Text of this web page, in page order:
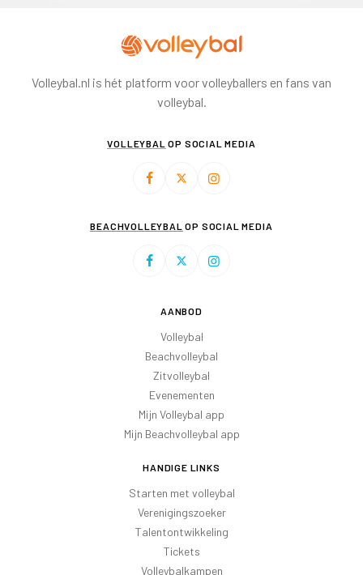
Volleybal.nl is hét platform voor volleyballers en fans van
volleybal.
VOLLEYBAL OP SOCIAL MEDIA
BEACHVOLLEYBAL OP SOCIAL MEDIA
AANBOD
Volleybal
Beachvolleybal
Zitvolleybal
Evenementen
Mijn Volleybal app
Mijn Beachvolleybal app
HANDIGE LINKS
Starten met volleybal
Verenigingszoeker
Talentontwikkeling
Tickets
Volleybalkampen